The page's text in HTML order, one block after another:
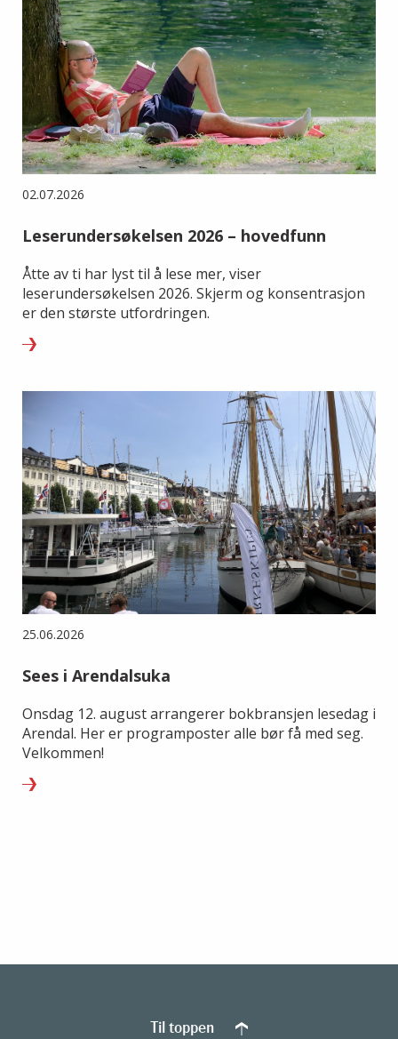
02.07.2026
Leserundersøkelsen 2026 – hovedfunn
Åtte av ti har lyst til å lese mer, viser
leserundersøkelsen 2026. Skjerm og konsentrasjon
er den største utfordringen.
25.06.2026
Sees i Arendalsuka
Onsdag 12. august arrangerer bokbransjen lesedag i
Arendal. Her er programposter alle bør få med seg.
Velkommen!
Til toppen